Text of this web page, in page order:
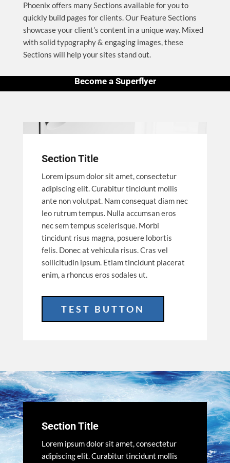
Phoenix offers many Sections available for you to
quickly build pages for clients. Our Feature Sections
showcase your client’s content in a unique way. Mixed
with solid typography & engaging images, these
Sections will help your sites stand out.
Become a Superflyer
Section Title
Lorem ipsum dolor sit amet, consectetur
adipiscing elit. Curabitur tincidunt mollis
ante non volutpat. Nam consequat diam nec
leo rutrum tempus. Nulla accumsan eros
nec sem tempus scelerisque. Morbi
tincidunt risus magna, posuere lobortis
felis. Donec at vehicula risus. Cras vel
sollicitudin ipsum. Etiam tincidunt placerat
enim, a rhoncus eros sodales ut.
TEST BUTTON
Section Title
Lorem ipsum dolor sit amet, consectetur
adipiscing elit. Curabitur tincidunt mollis